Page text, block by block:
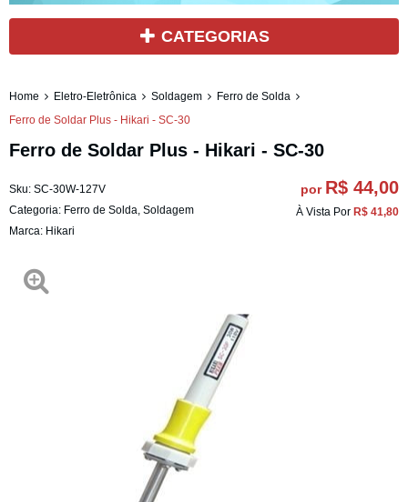
CATEGORIAS
Home Eletro-Eletrônica Soldagem
Ferro de Solda
Ferro de Soldar Plus - Hikari - SC-30
Ferro de Soldar Plus - Hikari - SC-30
Sku: SC-30W-127V
Categoria: Ferro de Solda, Soldagem
Marca: Hikari
por R$ 44,00
À Vista Por R$ 41,80